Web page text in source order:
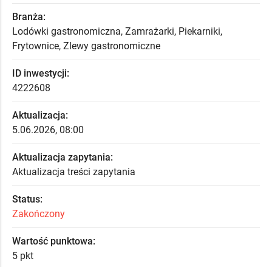
Branża:
Lodówki gastronomiczna, Zamrażarki, Piekarniki,
Frytownice, Zlewy gastronomiczne
ID inwestycji:
4222608
Aktualizacja:
5.06.2026, 08:00
Aktualizacja zapytania:
Aktualizacja treści zapytania
Status:
Zakończony
Wartość punktowa:
5 pkt